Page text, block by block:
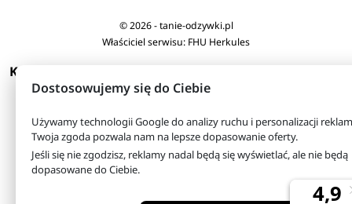
© 2026 - tanie-odzywki.pl
Właściciel serwisu: FHU Herkules
KONTAKT
Dostosowujemy się do Ciebie
Używamy technologii Google do analizy ruchu i personalizacji
Twoja zgoda pozwala nam na lepsze dopasowanie oferty.
Jeśli się nie zgodzisz, reklamy nadal będą się wyświetlać, ale nie będą
dopasowane do Ciebie.